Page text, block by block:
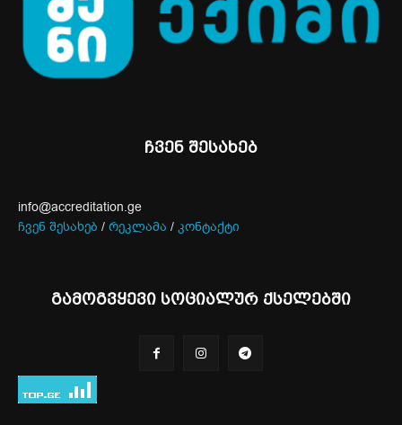
ჩვენ შესახებ
info@accreditation.ge
ჩვენ შესახებ / რეკლამა / კონტაქტი
გამოგვყევი სოციალურ ქსელებში